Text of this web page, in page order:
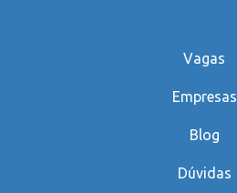
Vagas
Empresas
Blog
Dúvidas